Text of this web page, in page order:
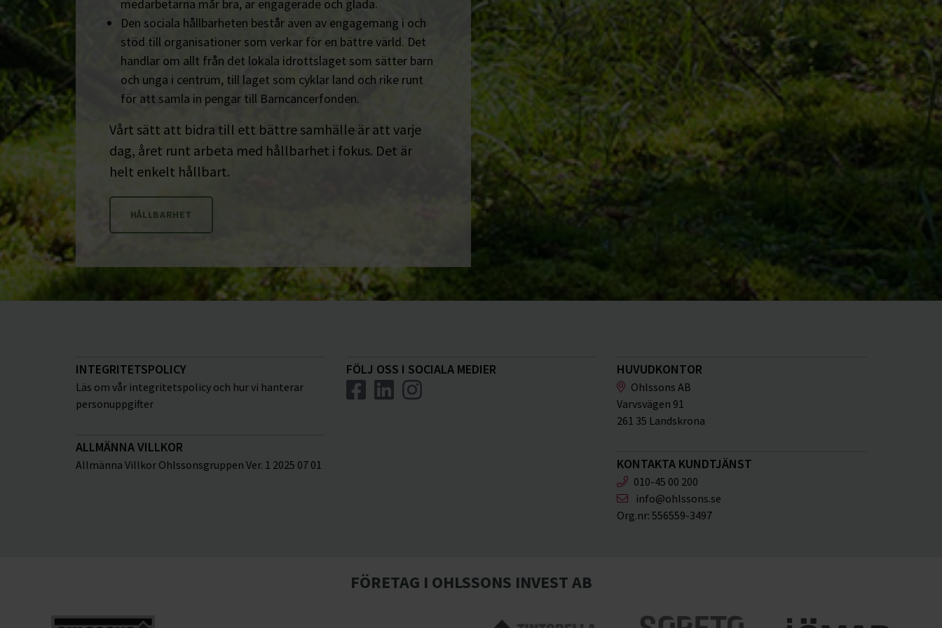
medarbetarna mår bra, är engagerade och glada.
Den sociala hållbarheten består även av engagemang i och
stöd till organisationer som verkar för en bättre värld. Det
handlar om allt från det lokala idrottslaget som sätter barn
och unga i centrum, till laget som cyklar land och rike runt
för att samla in pengar till Barncancerfonden.
Vårt sätt att bidra till ett bättre samhälle är att varje
dag, året runt arbeta med hållbarhet i fokus. Det är
helt enkelt hållbart.
HÅLLBARHET
INTEGRITETSPOLICY
Läs om vår integritetspolicy och hur vi hanterar
personuppgifter
ALLMÄNNA VILLKOR
Allmänna Villkor Ohlssonsgruppen Ver. 1 2025 07 01
FÖLJ OSS I SOCIALA MEDIER HUVUDKONTOR
Ohlssons AB
Varvsvägen 91
261 35 Landskrona
KONTAKTA KUNDTJÄNST
010-45 00 200
info@ohlssons.se
Org.nr: 556559-3497
FÖRETAG I OHLSSONS INVEST AB